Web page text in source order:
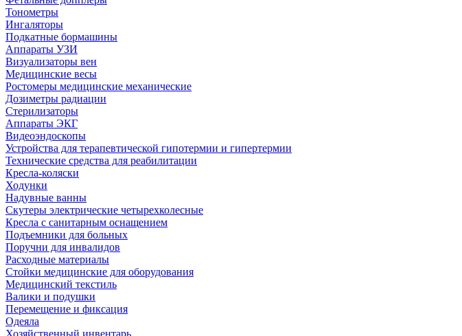
Тонометры
Ингаляторы
Подкатные бормашины
Аппараты УЗИ
Визуализаторы вен
Медицинские весы
Ростомеры медицинские механические
Дозиметры радиации
Стерилизаторы
Аппараты ЭКГ
Видеоэндоскопы
Устройства для терапевтической гипотермии и гипертермии
Технические средства для реабилитации
Кресла-коляски
Ходунки
Надувные ванны
Скутеры электрические четырехколесные
Кресла с санитарным оснащением
Подъемники для больных
Поручни для инвалидов
Расходные материалы
Стойки медицинские для оборудования
Медицинский текстиль
Валики и подушки
Перемещение и фиксация
Одеяла
Хозяйственный инвентарь